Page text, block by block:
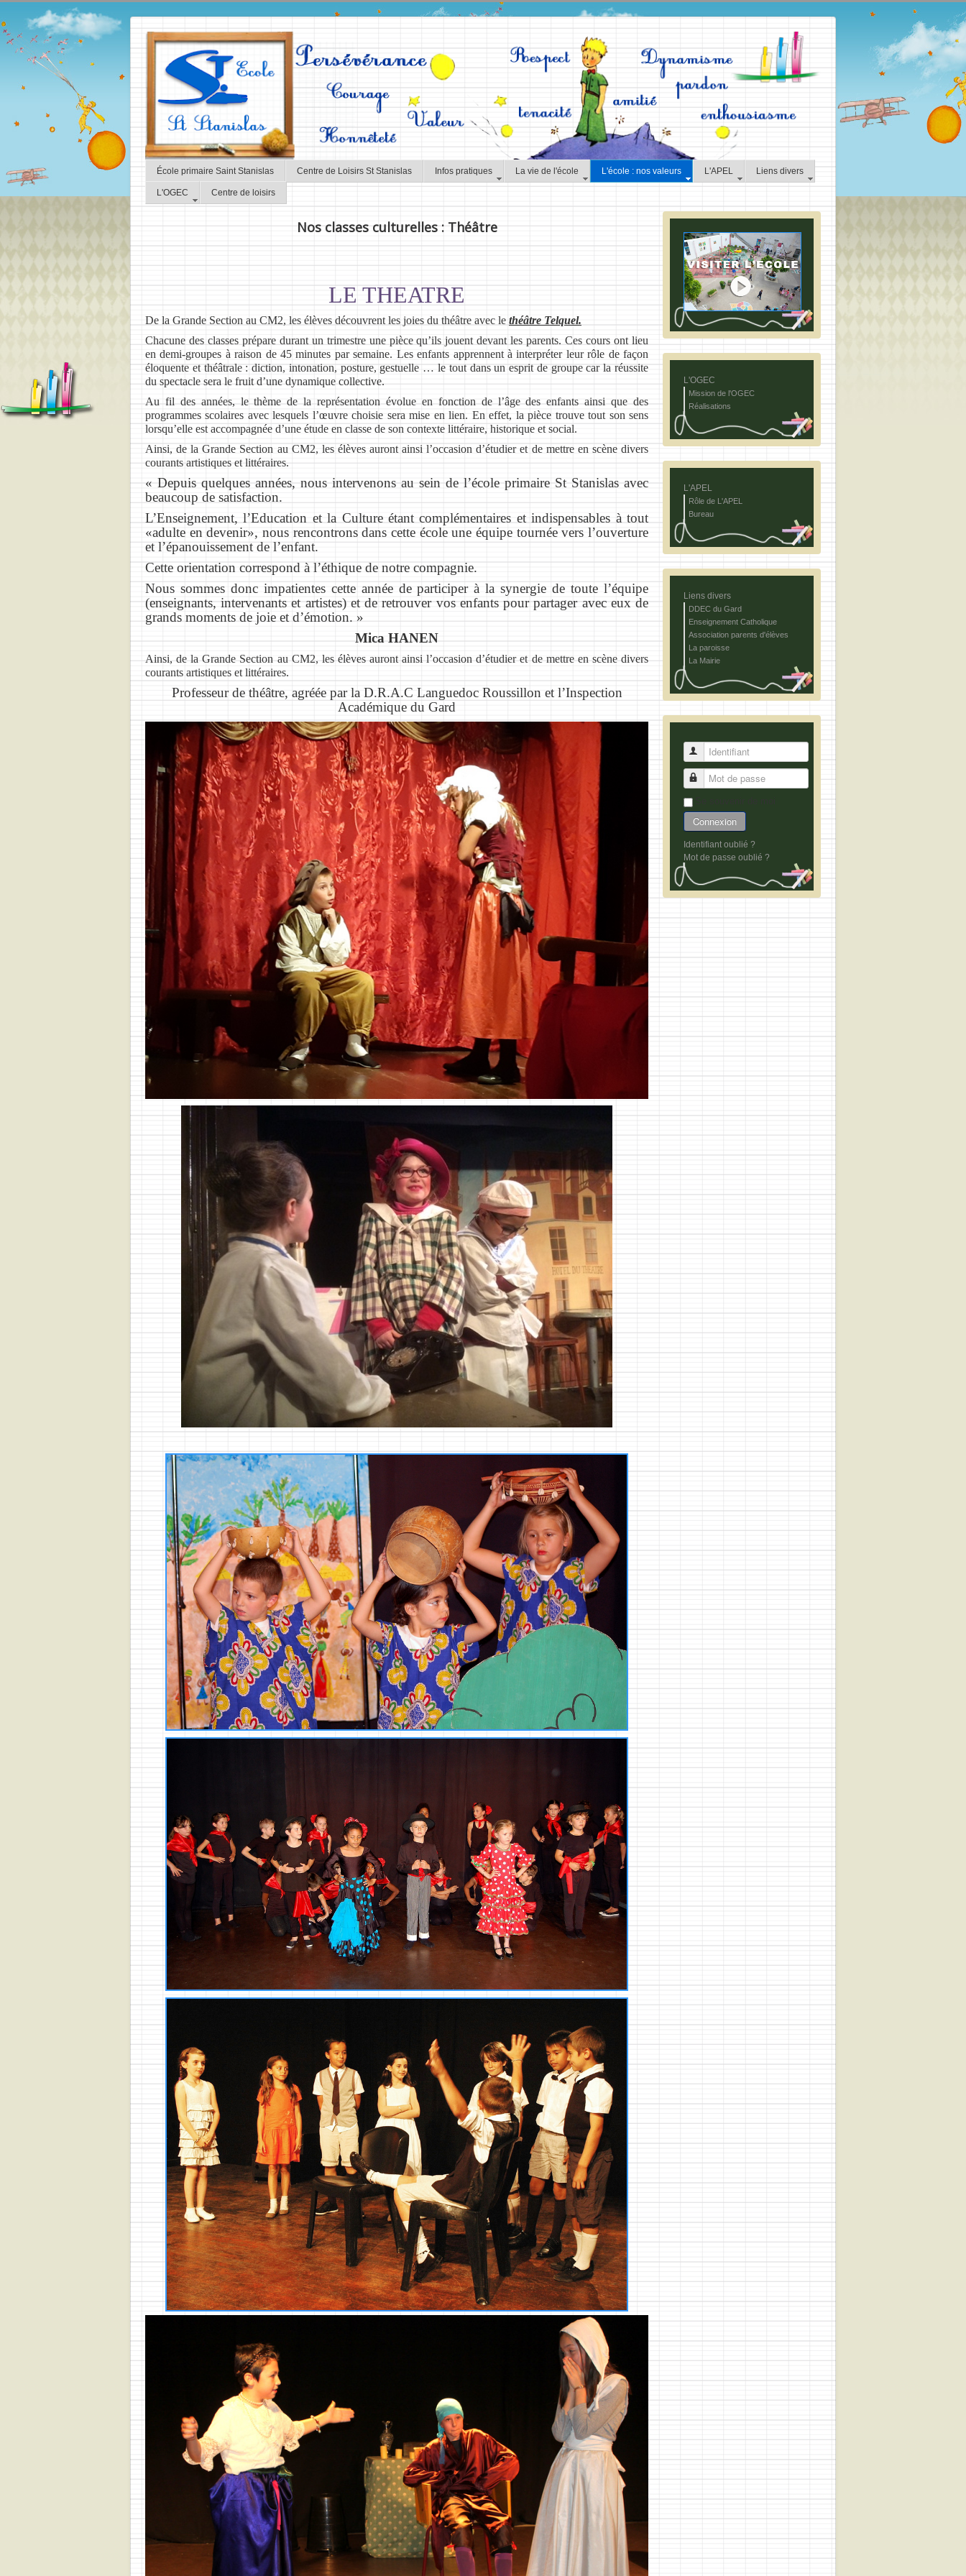
École primaire Saint Stanislas Centre de Loisirs St Stanislas Infos pratiques La vie de l'école L'école : nos valeurs L'APEL Liens divers
L'OGEC Centre de loisirs
Nos classes culturelles : Théâtre
LE THEATRE
De la Grande Section au CM2, les élèves découvrent les joies du théâtre avec le théâtre Telquel.
Chacune des classes prépare durant un trimestre une pièce qu’ils jouent devant les parents. Ces cours ont lieu
en demi-groupes à raison de 45 minutes par semaine. Les enfants apprennent à interpréter leur rôle de façon
éloquente et théâtrale : diction, intonation, posture, gestuelle … le tout dans un esprit de groupe car la réussite
du spectacle sera le fruit d’une dynamique collective.
Au fil des années, le thème de la représentation évolue en fonction de l’âge des enfants ainsi que des
programmes scolaires avec lesquels l’œuvre choisie sera mise en lien. En effet, la pièce trouve tout son sens
lorsqu’elle est accompagnée d’une étude en classe de son contexte littéraire, historique et social.
Ainsi, de la Grande Section au CM2, les élèves auront ainsi l’occasion d’étudier et de mettre en scène divers
courants artistiques et littéraires.
« Depuis quelques années, nous intervenons au sein de l’école primaire St Stanislas avec
beaucoup de satisfaction.
L’Enseignement, l’Education et la Culture étant complémentaires et indispensables à tout
«adulte en devenir», nous rencontrons dans cette école une équipe tournée vers l’ouverture
et l’épanouissement de l’enfant.
Cette orientation correspond à l’éthique de notre compagnie.
Nous sommes donc impatientes cette année de participer à la synergie de toute l’équipe
(enseignants, intervenants et artistes) et de retrouver vos enfants pour partager avec eux de
grands moments de joie et d’émotion. »
Mica HANEN
Ainsi, de la Grande Section au CM2, les élèves auront ainsi l’occasion d’étudier et de mettre en scène divers
courants artistiques et littéraires.
Professeur de théâtre, agréée par la D.R.A.C Languedoc Roussillon et l’Inspection
Académique du Gard
L'OGEC
Mission de l'OGEC
Réalisations
L'APEL
Rôle de L'APEL
Bureau
Liens divers
DDEC du Gard
Enseignement Catholique
Association parents d'élèves
La paroisse
La Mairie
Identifiant
Mot de passe
Connexion
Identifiant oublié ?
Mot de passe oublié ?